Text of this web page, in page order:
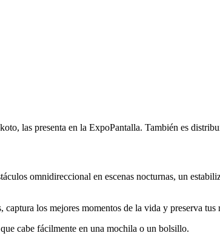
las presenta en la ExpoPantalla. También es
omnidireccional en escenas nocturnas, un
los mejores momentos de la vida y preserva
cabe fácilmente en una mochila o un bolsillo.